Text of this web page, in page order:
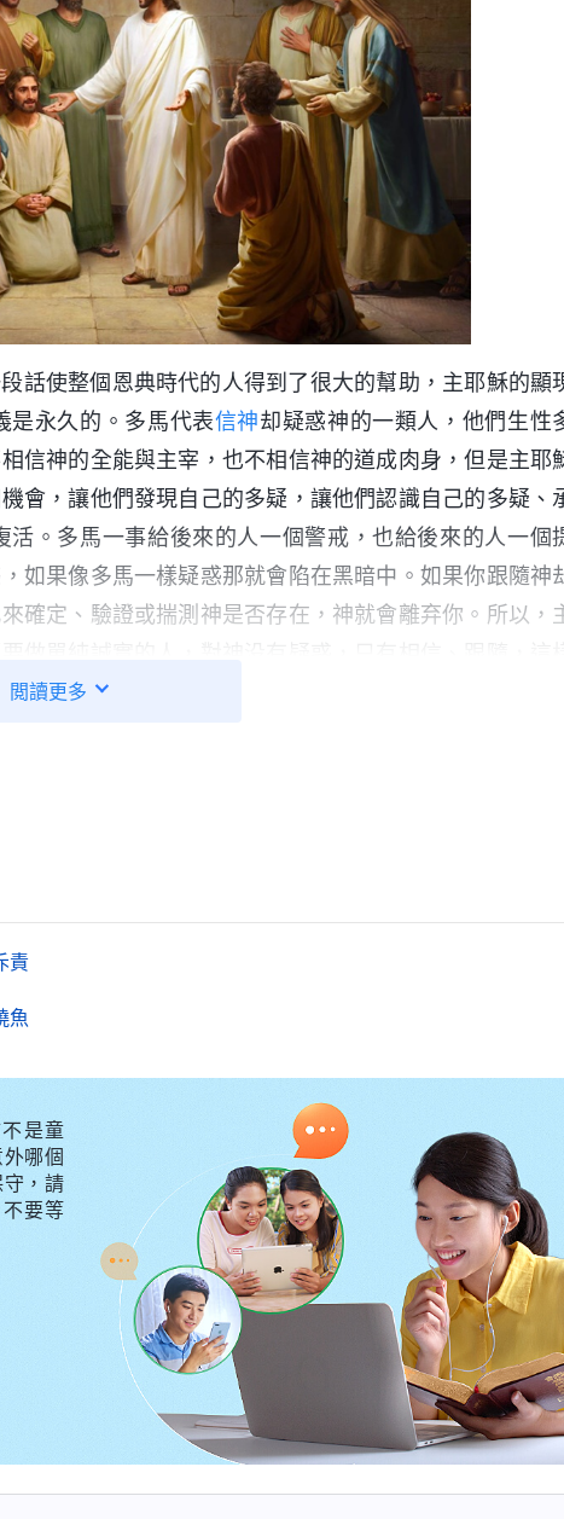
話使整個恩典時代的人得到了很大的幫助，主耶穌的顯
是永久的。多馬代表信神却疑惑神的一類人，他們生性
信神的全能與主宰，也不相信神的道成肉身，但是主耶
會，讓他們發現自己的多疑，讓他們認識自己的多疑、
。多馬一事給後來的人一個警戒，也給後來的人一個
如果像多馬一樣疑惑那就會陷在黑暗中。如果你跟隨神
確定、驗證或揣測神是否存在，神就會離弃你。所以，
與他對跟隨之人的告誡。
誠實相信而跟隨主耶穌的人，他又説了哪些話、作了哪
的一段對話。
「約翰的兒子西門，你愛我嗎？」這是主耶穌復活之後
的一個更高的要求標準。他的問是一種追問，也是一種
樣的方式問話是想讓人都反省、省察自己：主耶穌對人
我當怎麽愛神呢？雖然主耶穌只問了彼得一個人，但事
閲讀更多
責
魚
是童
哪個
，請
要等